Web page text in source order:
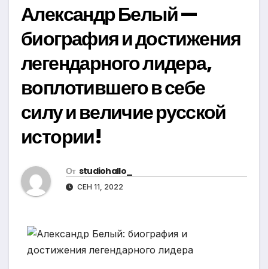
Александр Белый —
биография и достижения
легендарного лидера,
воплотившего в себе
силу и величие русской
истории!
От studiohallo_
СЕН 11, 2022